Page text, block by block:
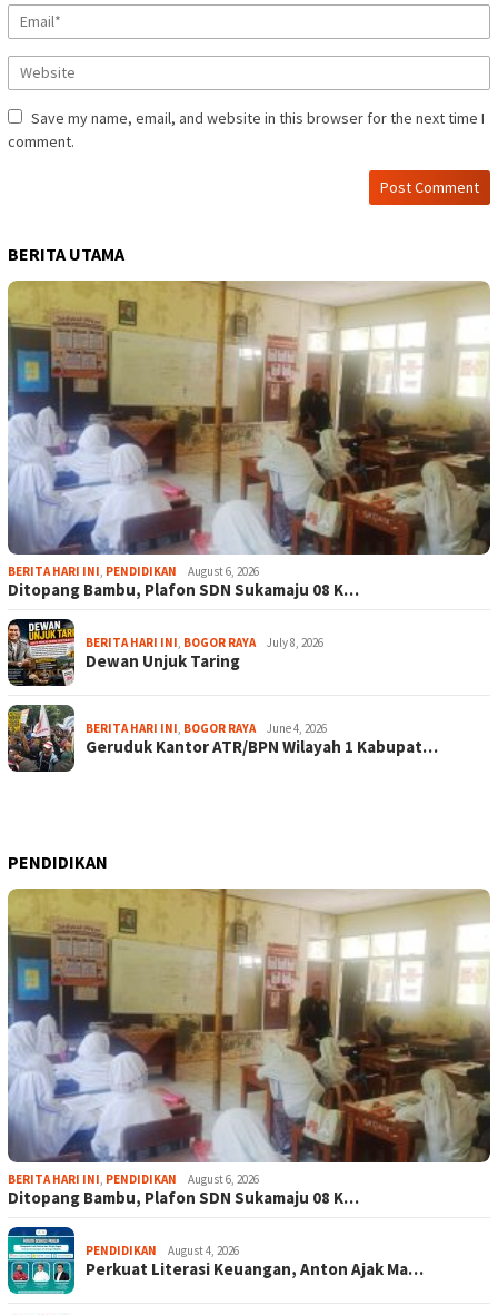
Save my name, email, and website in this browser for the next time I
comment.
BERITA UTAMA
BERITA HARI INI, PENDIDIKAN August 6, 2026
Ditopang Bambu, Plafon SDN Sukamaju 08 K…
BERITA HARI INI, BOGOR RAYA July 8, 2026
Dewan Unjuk Taring
BERITA HARI INI, BOGOR RAYA June 4, 2026
Geruduk Kantor ATR/BPN Wilayah 1 Kabupat…
PENDIDIKAN
BERITA HARI INI, PENDIDIKAN August 6, 2026
Ditopang Bambu, Plafon SDN Sukamaju 08 K…
PENDIDIKAN August 4, 2026
Perkuat Literasi Keuangan, Anton Ajak Ma…